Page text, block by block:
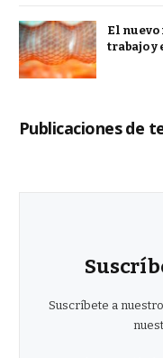
El
trabajo
Publicaciones de
Suscríbete a